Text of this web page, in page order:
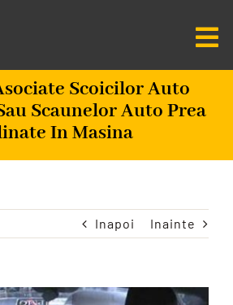
Scoicilor Auto
Scaunelor Auto Prea
In Masina
Inapoi Inainte